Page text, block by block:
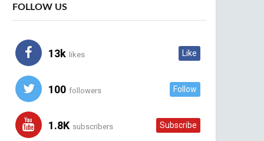
FOLLOW US
13k likes Like
100 followers Follow
1.8K subscribers Subscribe